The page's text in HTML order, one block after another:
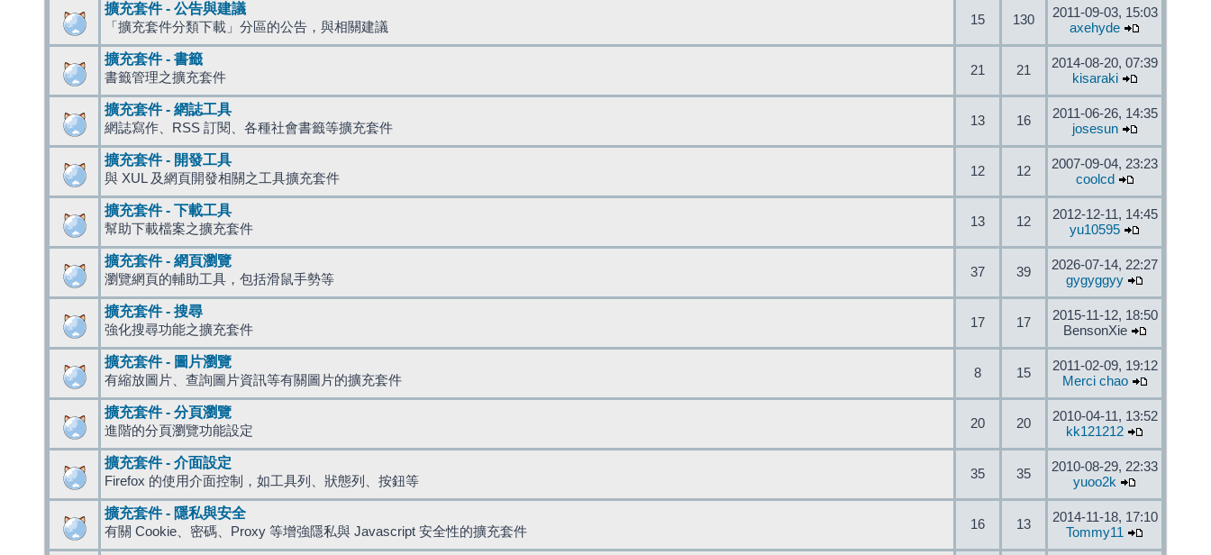
擴充套件 - 公告與建議
「擴充套件分類下載」分區的公告，與相關建議 15 130
2011-09-03, 15:03
axehyde
擴充套件 - 書籤
書籤管理之擴充套件 21 21
2014-08-20, 07:39
kisaraki
擴充套件 - 網誌工具
網誌寫作、RSS 訂閱、各種社會書籤等擴充套件 13 16
2011-06-26, 14:35
josesun
擴充套件 - 開發工具
與 XUL 及網頁開發相關之工具擴充套件 12 12
2007-09-04, 23:23
coolcd
擴充套件 - 下載工具
幫助下載檔案之擴充套件 13 12
2012-12-11, 14:45
yu10595
擴充套件 - 網頁瀏覽
瀏覽網頁的輔助工具，包括滑鼠手勢等 37 39
2026-07-14, 22:27
gygyggyy
擴充套件 - 搜尋
強化搜尋功能之擴充套件 17 17
2015-11-12, 18:50
BensonXie
擴充套件 - 圖片瀏覽
有縮放圖片、查詢圖片資訊等有關圖片的擴充套件 8 15
2011-02-09, 19:12
Merci chao
擴充套件 - 分頁瀏覽
進階的分頁瀏覽功能設定 20 20
2010-04-11, 13:52
kk121212
擴充套件 - 介面設定
Firefox 的使用介面控制，如工具列、狀態列、按鈕等 35 35
2010-08-29, 22:33
yuoo2k
擴充套件 - 隱私與安全
有關 Cookie、密碼、Proxy 等增強隱私與 Javascript 安全性的擴充套件 16 13
2014-11-18, 17:10
Tommy11